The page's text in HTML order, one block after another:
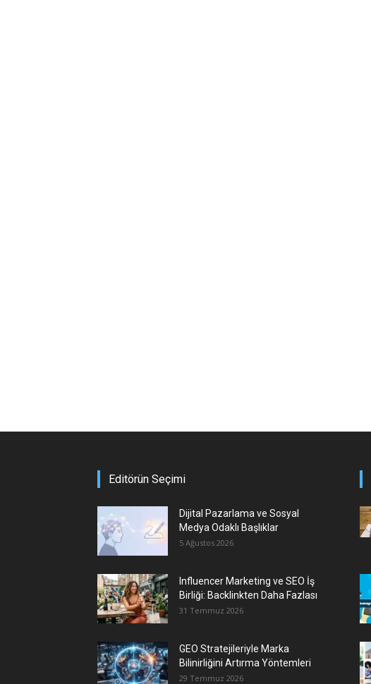
Editörün Seçimi
Dijital Pazarlama ve Sosyal
Medya Odaklı Başlıklar
5 Ağustos 2026
Influencer Marketing ve SEO İş
Birliği: Backlinkten Daha Fazlası
31 Temmuz 2026
GEO Stratejileriyle Marka
Bilinirliğini Artırma Yöntemleri
29 Temmuz 2026